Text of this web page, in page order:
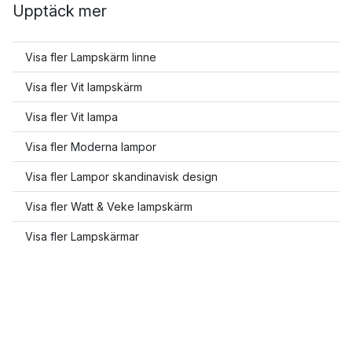
Upptäck mer
Visa fler Lampskärm linne
Visa fler Vit lampskärm
Visa fler Vit lampa
Visa fler Moderna lampor
Visa fler Lampor skandinavisk design
Visa fler Watt & Veke lampskärm
Visa fler Lampskärmar